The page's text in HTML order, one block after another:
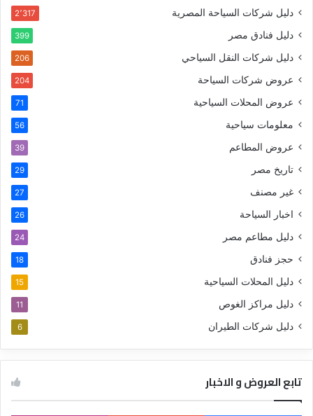
دليل شركات السياحة المصرية 2٬317
دليل فنادق مصر 399
دليل شركات النقل السياحي 206
عروض شركات السياحة 204
عروض المحلات السياحية 71
معلومات سياحية 56
عروض المطاعم 39
تاريخ مصر 29
غير مصنف 27
اخبار السياحة 26
دليل مطاعم مصر 24
حجز فنادق 18
دليل المحلات السياحية 15
دليل مراكز الغوص 11
دليل شركات الطيران 6
تابع العروض و الاخبار